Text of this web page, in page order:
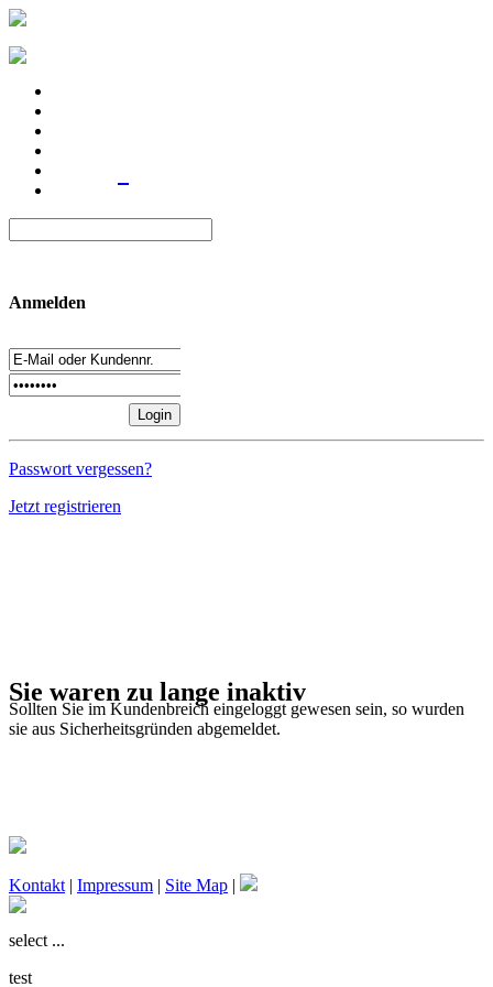
Anmelden
Passwort vergessen?
Jetzt registrieren
Sie waren zu lange inaktiv
Sollten Sie im Kundenbreich eingeloggt gewesen sein, so wurden
sie aus Sicherheitsgründen abgemeldet.
Kontakt | Impressum | Site Map |
select ...
test